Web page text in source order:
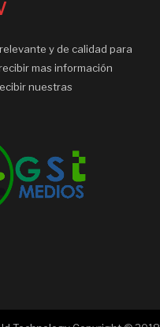
y de calidad para
mas información
nuestras